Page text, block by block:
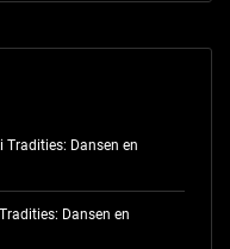
Tradities: Dansen en
Dansen en